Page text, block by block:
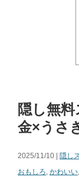
隠し無
金×うさ
2025/11/10 | 隠し
おもしろ, かわいい,